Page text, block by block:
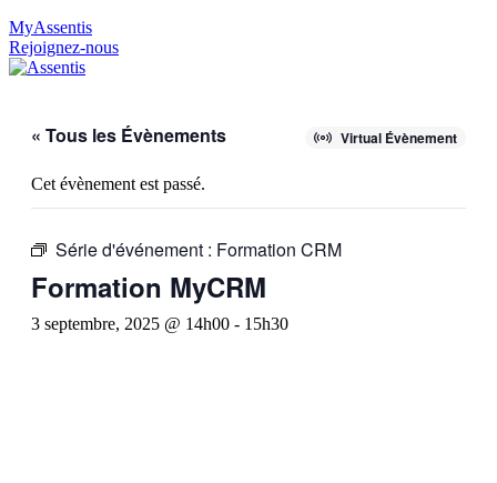
MyAssentis
Rejoignez-nous
« Tous les Évènements Virtual Évènement
Cet évènement est passé.
Série d'événement : Formation CRM
Formation MyCRM
3 septembre, 2025 @ 14h00 - 15h30